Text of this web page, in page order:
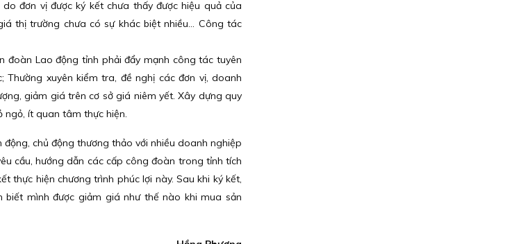
đơn vị được ký kết chưa thấy được hiệu quả của
thị trường chưa có sự khác biệt nhiều... Công tác
đoàn Lao động tỉnh phải đẩy mạnh công tác tuyên
xuyên kiểm tra, đề nghị các đơn vị, doanh
giảm giá trên cơ sở giá niêm yết. Xây dựng quy
ngỏ, ít quan tâm thực hiện.
chủ động thương thảo với nhiều doanh nghiệp
cầu, hướng dẫn các cấp công đoàn trong tỉnh tích
thực hiện chương trình phúc lợi này. Sau khi ký kết,
mình được giảm giá như thế nào khi mua sản